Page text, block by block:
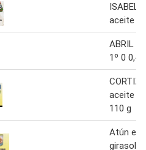
ISABEL
aceite
ABRIL
1º 0
aceite
110 g
Atún en
girasol